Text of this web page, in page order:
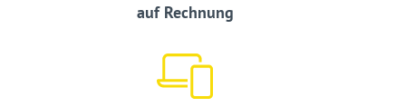
auf Rechnung